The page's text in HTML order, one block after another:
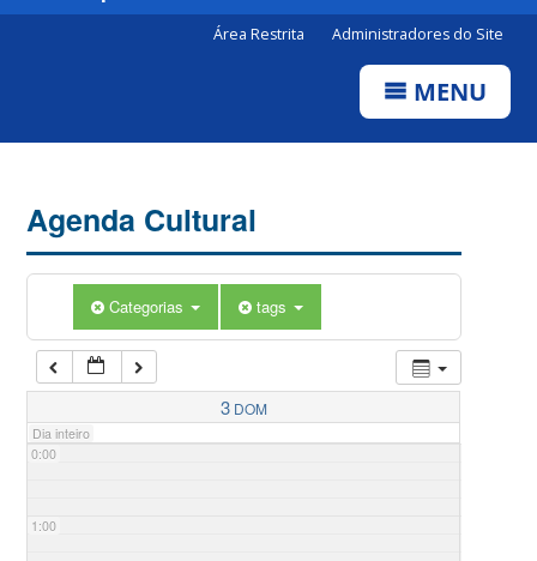
Área Restrita Administradores do Site
MENU
Agenda Cultural
Categorias tags
3 DOM
Dia inteiro
0:00
1:00